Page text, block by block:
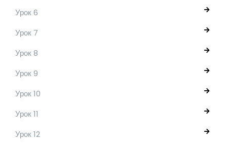
Урок 6
Урок 7
Урок 8
Урок 9
Урок 10
Урок 11
Урок 12